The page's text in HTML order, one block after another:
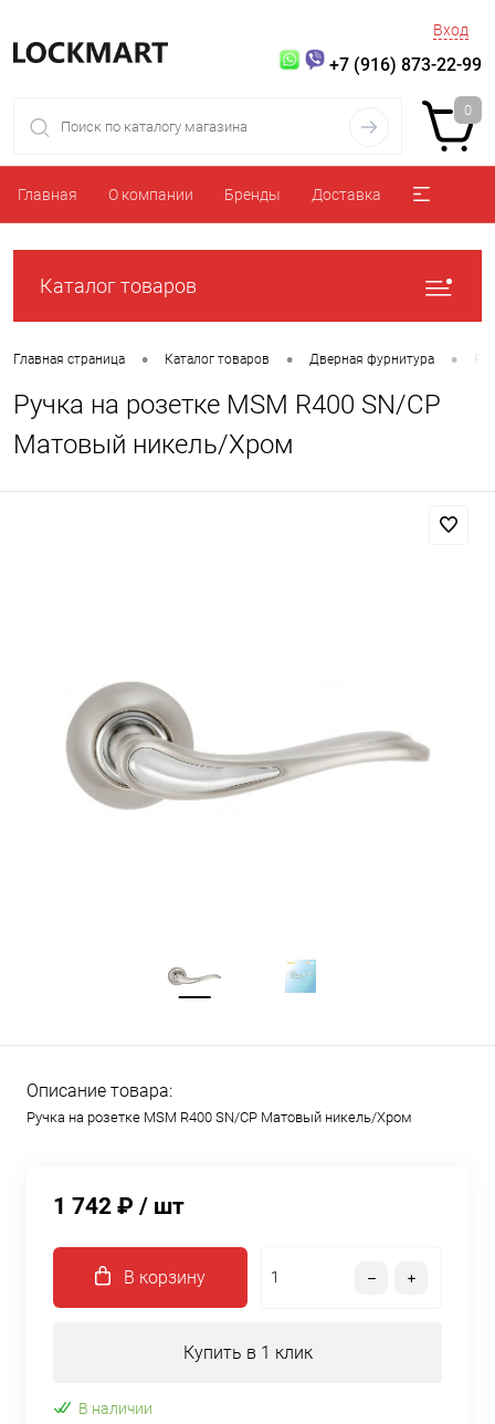
Вход
+7 (916) 873-22-99
0
Главная О компании Бренды Доставка
Каталог товаров
Главная страница • Каталог товаров • Дверная фурнитура •
Ручка на розетке MSM R400 SN/CP
Матовый никель/Хром
Описание товара:
Ручка на розетке MSM R400 SN/CP Матовый никель/Хром
1 742 ₽ / шт
В корзину
Купить в 1 клик
В наличии